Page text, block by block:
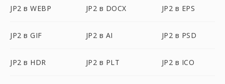
JP2 в WEBP JP2 в DOCX JP2 в EPS
JP2 в GIF JP2 в AI JP2 в PSD
JP2 в HDR JP2 в PLT JP2 в ICO